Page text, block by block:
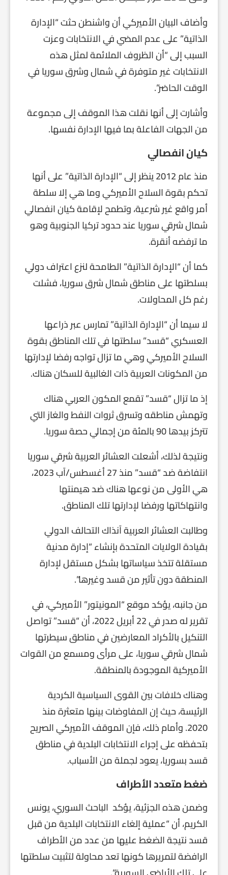
وأضاف البيان الأميركي أن واشنطن حثت “الإدارة
الذاتية” على عدم المضي في الانتخابات وعزت
السبب إلى “أن الظروف الملائمة لمثل هذه
الانتخابات غير متوفرة في شمال وشرق سوريا في
الوقت الحاضر”.
وأشارت إلى أنها نقلت هذا الموقف إلى مجموعة
من الجهات الفاعلة بما فيها الإدارة نفسها.
كيان انفصالي
منذ عام 2012 ينظر إلى “الإدارة الذاتية” على أنها
تحكم بقوة السلاح الأميركي وما هي إلا سلطة
أمر واقع غير شرعية، وتطمح لإقامة كيان انفصالي
شمال شرقي سوريا عند حدود تركيا الجنوبية وهو
ما ترفضه أنقرة.
كما أن “الإدارة الذاتية” الطامحة لنزع اعتراف دولي
بسلطتها على مناطق شمال شرق سوريا، فشلت
رغم كل المحاولات.
لا سيما أن “الإدارة الذاتية” تمارس عبر ذراعها
العسكري “قسد” سلطتها في تلك المناطق بقوة
السلاح الأميركي وهي ما تزال تواجه رفضا لإدارتها
من المكونات العربية ذات الغالبية للسكان هناك.
إذ ما تزال “قسد” تقمع المكون العربي هناك
وتهمش مناطقه وتسرق ثروات النفط والغاز التي
تتركز بيدها 90 بالمئة من إجمالي حصة سوريا.
ونتيجة لذلك، أشعلت العشائر العربية شرقي سوريا
انتفاضة ضد “قسد” منذ 27 أغسطس/آب 2023،
هي الأولى من نوعها هناك ضد هيمنتها
وانتهاكاتها ورفضا لإدارتها تلك المناطق.
وطالبت العشائر العربية آنذاك التحالف الدولي
بقيادة الولايات المتحدة بإنشاء “إدارة مدنية
مستقلة تتخذ سياساتها بشكل مستقل لإدارة
المنطقة دون تأثير من قسد وغيرها”.
من جانبه، يؤكد موقع “المونيتور” الأميركي، في
تقرير له صدر في 22 أبريل 2022، أن “قسد” تواصل
التنكيل بالأكراد المعارضين في مناطق سيطرتها
شمال شرقي سوريا، على مرأى ومسمع من القوات
الأميركية الموجودة بالمنطقة.
وهناك خلافات بين القوى السياسية الكردية
الرئيسة، حيث إن المفاوضات بينها متعثرة منذ
2020. وأمام ذلك، فإن الموقف الأميركي الصريح
بتحفظه على إجراء الانتخابات البلدية في مناطق
قسد بسوريا، يعود لجملة من الأسباب.
ضغط متعدد الأطراف
وضمن هذه الجزئية، يؤكد الباحث السوري، يونس
الكريم، أن “عملية إلغاء الانتخابات البلدية من قبل
قسد نتيجة الضغط عليها من عدد من الأطراف
الرافضة لتمريرها كونها تعد محاولة لتثبيت سلطتها